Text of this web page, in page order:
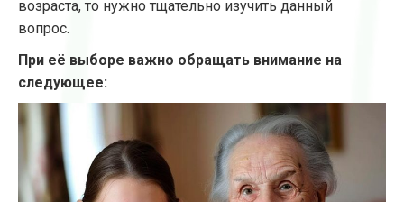
возраста, то нужно тщательно изучить данный
вопрос.
При её выборе важно обращать внимание на
следующее: